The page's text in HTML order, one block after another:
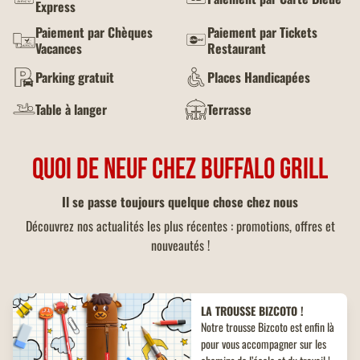
Express
Paiement par Chèques
Vacances
Paiement par Tickets
Restaurant
Parking gratuit
Places Handicapées
Table à langer
Terrasse
QUOI DE NEUF CHEZ BUFFALO GRILL
Il se passe toujours quelque chose chez nous
Découvrez nos actualités les plus récentes : promotions, offres et
nouveautés !
LA TROUSSE BIZCOTO !
Notre trousse Bizcoto est enfin là
pour vous accompagner sur les